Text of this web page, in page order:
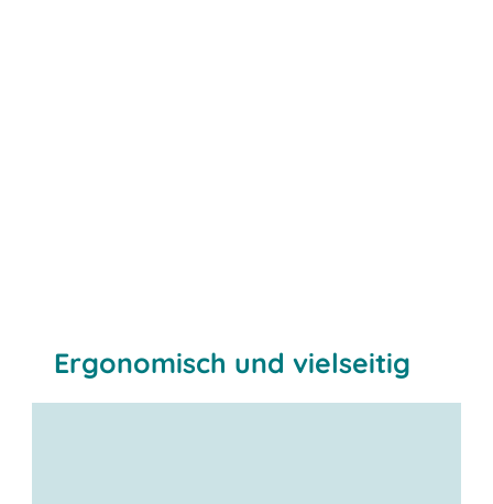
Ergonomisch und vielseitig